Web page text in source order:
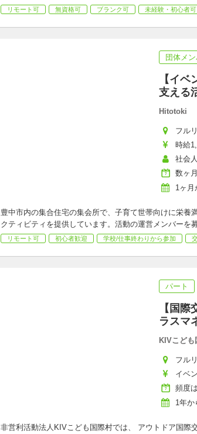
リモート可 無資格可 ブランク可 未経験・初心者可
団体メ
【イ
支える
Hitotoki
フル
時給
社会
数ヶ
1ヶ月
豊中市内の集合住宅の集会所で、子育て世帯向けに栄
クティビティを提供しています。活動の運営メンバーを
リモート可 初心者歓迎 学校/仕事終わりから参加
パート
【国
ラスマ
KIVこど
フル
イベ
円, ク
頻度
1年か
非営利活動法人KIVこども国際村では、 アウトドア国際